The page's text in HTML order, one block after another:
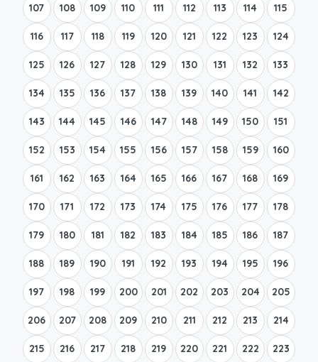
107 108 109 110 111 112 113 114 115
116 117 118 119 120 121 122 123 124
125 126 127 128 129 130 131 132 133
134 135 136 137 138 139 140 141 142
143 144 145 146 147 148 149 150 151
152 153 154 155 156 157 158 159 160
161 162 163 164 165 166 167 168 169
170 171 172 173 174 175 176 177 178
179 180 181 182 183 184 185 186 187
188 189 190 191 192 193 194 195 196
197 198 199 200 201 202 203 204 205
206 207 208 209 210 211 212 213 214
215 216 217 218 219 220 221 222 223